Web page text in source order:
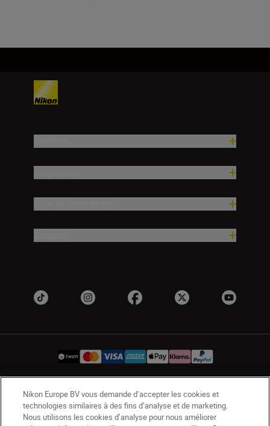
CH Nikon Sites
Contactez-nous
Avis de confidentialité
Nikon Europe BV vous demande d’accepter les cookies et
technologies similaires à des fins d’analyse et de marketing.
Nous utilisons les cookies d’analyse pour nous améliorer